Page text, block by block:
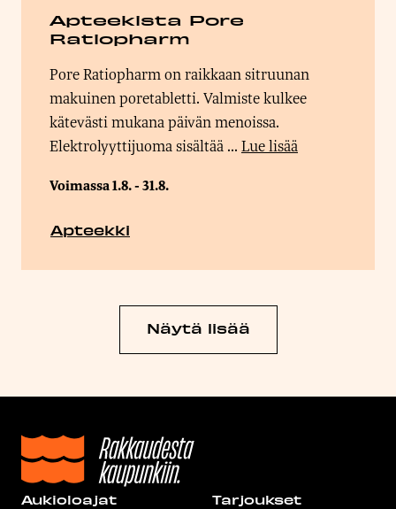
Apteekista Pore
Ratiopharm
Pore Ratiopharm on raikkaan sitruunan
makuinen poretabletti. Valmiste kulkee
kätevästi mukana päivän menoissa.
Elektrolyyttijuoma sisältää ... Lue lisää
Voimassa 1.8. - 31.8.
Apteekki
Näytä lisää
Aukioloajat Tarjoukset